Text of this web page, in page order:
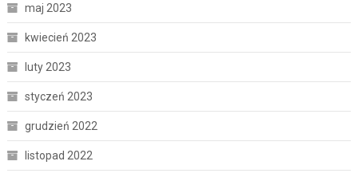
maj 2023
kwiecień 2023
luty 2023
styczeń 2023
grudzień 2022
listopad 2022